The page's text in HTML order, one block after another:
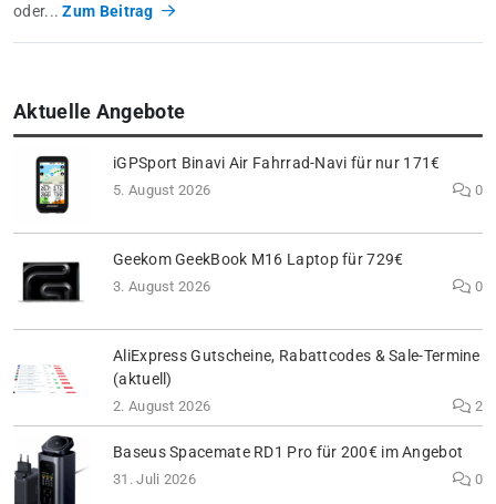
oder...Zum Beitrag
Aktuelle Angebote
iGPSport Binavi Air Fahrrad-Navi für nur 171€
5. August 2026 0
Geekom GeekBook M16 Laptop für 729€
3. August 2026 0
AliExpress Gutscheine, Rabattcodes & Sale-Termine
(aktuell)
2. August 2026 2
Baseus Spacemate RD1 Pro für 200€ im Angebot
31. Juli 2026 0